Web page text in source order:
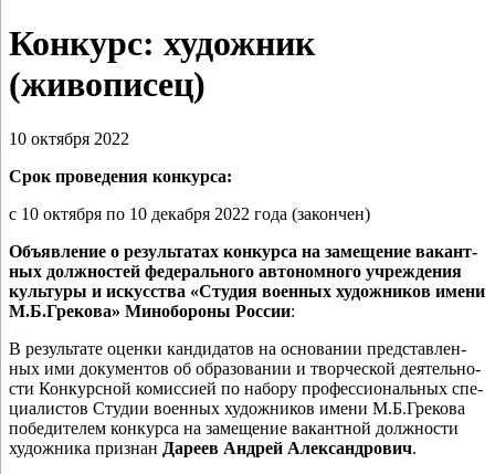
Конкурс: художник
(живописец)
10 октября 2022
Срок про­ве­де­ния конкурса:
с 10 октяб­ря по 10 декаб­ря 2022 года (закон­чен)
Объявление о резуль­та­тах кон­кур­са на заме­ще­ние вакант­
ных долж­но­стей феде­раль­но­го авто­ном­но­го учре­жде­ния
куль­ту­ры и искус­ства «Студия воен­ных худож­ни­ков име­ни
М.Б.Грекова» Минобороны России:
В резуль­та­те оцен­ки кан­ди­да­тов на осно­ва­нии пред­став­лен­
ных ими доку­мен­тов об обра­зо­ва­нии и твор­че­ской дея­тель­но­
сти Конкурсной комис­си­ей по набо­ру про­фес­си­о­наль­ных спе­
ци­а­ли­стов Студии воен­ных худож­ни­ков име­ни М.Б.Грекова
побе­ди­те­лем кон­кур­са на заме­ще­ние вакант­ной долж­но­сти
худож­ни­ка при­знан Дареев Андрей Александрович.